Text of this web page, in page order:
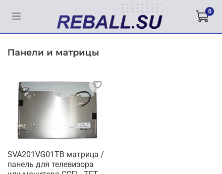
0
Панели и матрицы
SVA201VG01TB матрица /
панель для телевизора